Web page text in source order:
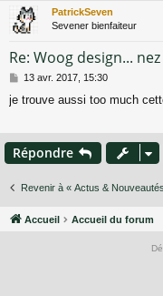
PatrickSeven
Sevener bienfaiteur
Re: Woog design...
M
s
g
e
13 avr. 2017, 15:30
je trouve aussi too much
Répondre
Revenir à « Actus &
Accueil Accueil du forum